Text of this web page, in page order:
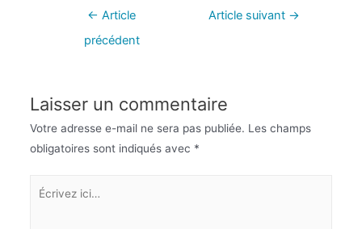
← Article
précédent
Article suivant →
Laisser un commentaire
Votre adresse e-mail ne sera pas publiée. Les champs
obligatoires sont indiqués avec *